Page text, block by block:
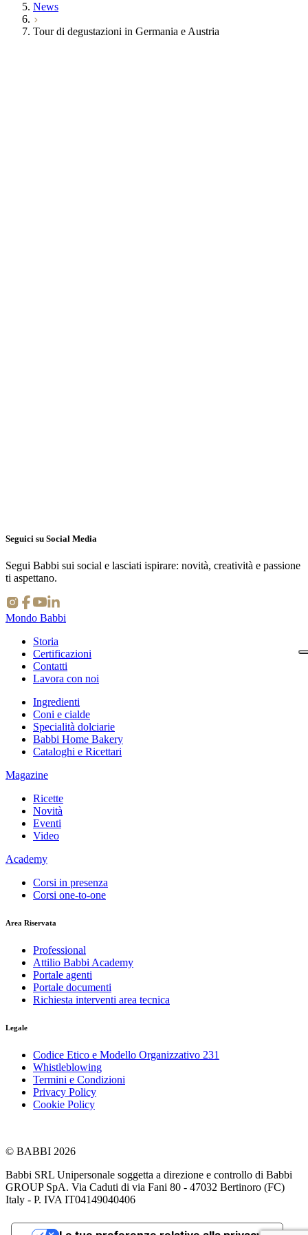
News
Tour di degustazioni in Germania e Austria
⇪
Seguici su Social Media
Segui Babbi sui social e lasciati ispirare: novità, creatività e passione
ti aspettano.
Mondo Babbi
Storia
Certificazioni
Contatti
Lavora con noi
Ingredienti
Coni e cialde
Specialità dolciarie
Babbi Home Bakery
Cataloghi e Ricettari
Magazine
Ricette
Novità
Eventi
Video
Academy
Corsi in presenza
Corsi one-to-one
Area Riservata
Professional
Attilio Babbi Academy
Portale agenti
Portale documenti
Richiesta interventi area tecnica
Legale
Codice Etico e Modello Organizzativo 231
Whistleblowing
Termini e Condizioni
Privacy Policy
Cookie Policy
© BABBI 2026
Babbi SRL Unipersonale soggetta a direzione e controllo di Babbi
GROUP SpA. Via Caduti di via Fani 80 - 47032 Bertinoro (FC)
Italy - P. IVA IT04149040406